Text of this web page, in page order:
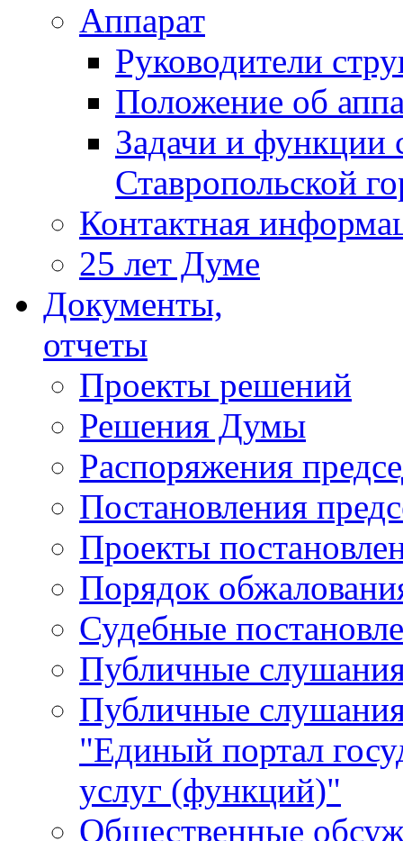
Аппарат
Руководители
Положение об
Задачи и функции
Ставропольской
Контактная
25 лет Думе
Документы,
отчеты
Проекты решений
Решения Думы
Распоряжения
Постановления
Проекты
Порядок
Судебные
Публичные
Публичные
"Единый портал
услуг (функций)"
Общественные